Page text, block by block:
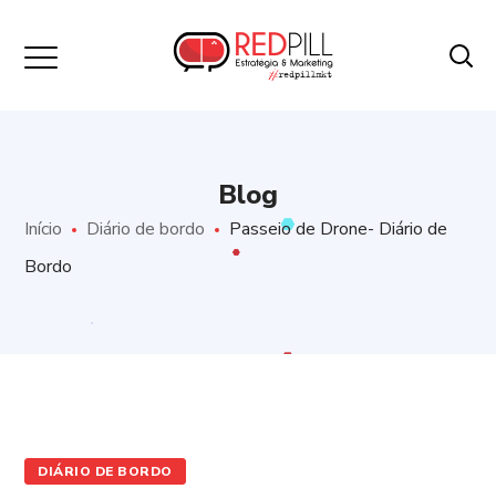
Blog
Início Diário de bordo
Passeio de Drone- Diário de
Bordo
DIÁRIO DE BORDO